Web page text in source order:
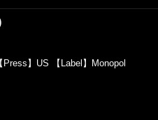
Press】US 【Label】Monopol